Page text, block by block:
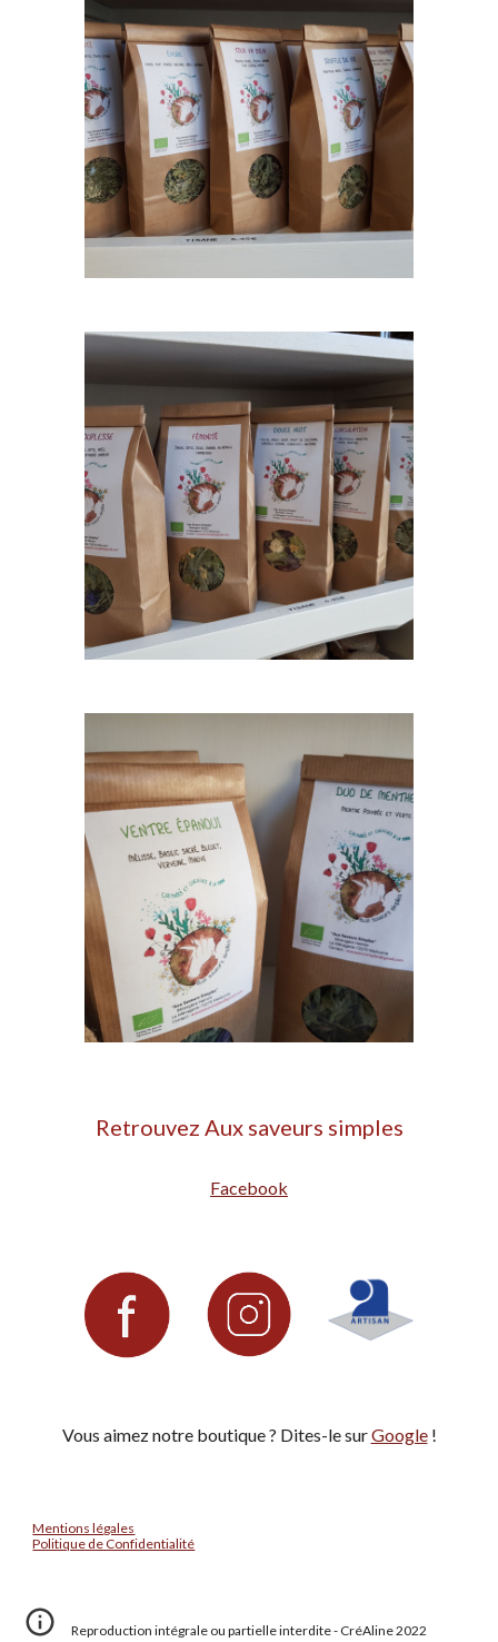
Retrouvez Aux saveurs simples
Facebook
Vous aimez notre boutique ? Dites-le sur Google !
Mentions légales
Politique de Confidentialité
Reproduction intégrale ou partielle interdite - CréAline 2022